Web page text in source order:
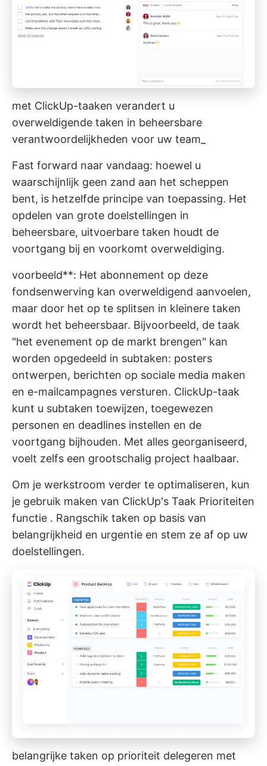
met ClickUp-taaken verandert u
overweldigende taken in beheersbare
verantwoordelijkheden voor uw team_
Fast forward naar vandaag: hoewel u
waarschijnlijk geen zand aan het scheppen
bent, is hetzelfde principe van toepassing. Het
opdelen van grote doelstellingen in
beheersbare, uitvoerbare taken houdt de
voortgang bij en voorkomt overweldiging.
voorbeeld**: Het abonnement op deze
fondsenwerving kan overweldigend aanvoelen,
maar door het op te splitsen in kleinere taken
wordt het beheersbaar. Bijvoorbeeld, de taak
"het evenement op de markt brengen" kan
worden opgedeeld in subtaken: posters
ontwerpen, berichten op sociale media maken
en e-mailcampagnes versturen. ClickUp-taak
kunt u subtaken toewijzen, toegewezen
personen en deadlines instellen en de
voortgang bijhouden. Met alles georganiseerd,
voelt zelfs een grootschalig project haalbaar.
Om je werkstroom verder te optimaliseren, kun
je gebruik maken van ClickUp's Taak Prioriteiten
functie . Rangschik taken op basis van
belangrijkheid en urgentie en stem ze af op uw
doelstellingen.
belangrijke taken op prioriteit delegeren met